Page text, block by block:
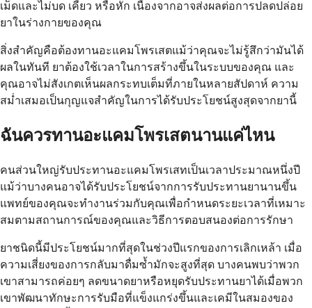
เม็ดและไม่บด เคี้ยว หรือหัก เนื่องจากอาจส่งผลต่อการปลดปล่อย
ยาในร่างกายของคุณ
สิ่งสำคัญคือต้องทานอะแคมโพรเสตแม้ว่าคุณจะไม่รู้สึกว่ามันได้
ผลในทันที ยาต้องใช้เวลาในการสร้างขึ้นในระบบของคุณ และ
คุณอาจไม่สังเกตเห็นผลกระทบเต็มที่ภายในหลายสัปดาห์ ความ
สม่ำเสมอเป็นกุญแจสำคัญในการได้รับประโยชน์สูงสุดจากยานี้
ฉันควรทานอะแคมโพรเสตนานแค่ไหน
คนส่วนใหญ่รับประทานอะแคมโพรเสทเป็นเวลาประมาณหนึ่งปี
แม้ว่าบางคนอาจได้รับประโยชน์จากการรับประทานยานานขึ้น
แพทย์ของคุณจะทำงานร่วมกับคุณเพื่อกำหนดระยะเวลาที่เหมาะ
สมตามสถานการณ์ของคุณและวิธีการตอบสนองต่อการรักษา
ยาชนิดนี้มีประโยชน์มากที่สุดในช่วงปีแรกของการเลิกเหล้า เมื่อ
ความเสี่ยงของการกลับมาดื่มซ้ำมักจะสูงที่สุด บางคนพบว่าพวก
เขาสามารถค่อยๆ ลดขนาดยาหรือหยุดรับประทานยาได้เมื่อพวก
เขาพัฒนาทักษะการรับมือที่แข็งแกร่งขึ้นและเคมีในสมองของ